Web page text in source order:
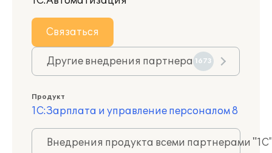
Связаться
Другие внедрения партнера 1673
Продукт
1С:Зарплата и управление персоналом 8
Внедрения продукта всеми партнерами